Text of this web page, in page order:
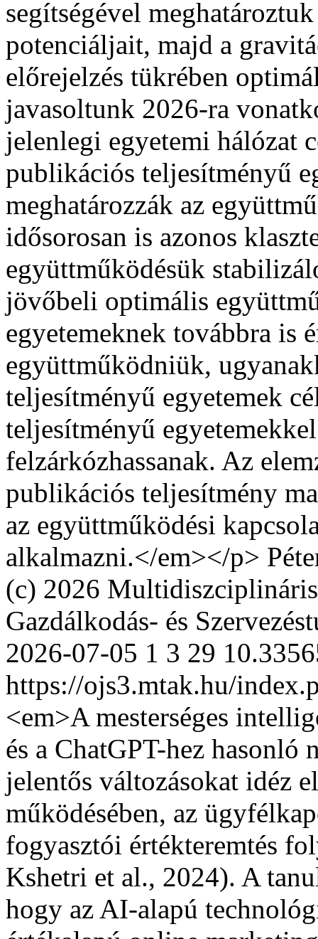
segítségével
potenciáljait, majd a
előrejelzés tükrében
javasoltunk 2026-ra
jelenlegi egyetemi hálózat
publikációs teljesítményű
meghatározzák az
idősorosan is azonos
együttműködésük
jövőbeli optimális
egyetemeknek továbbra is
együttműködniük,
teljesítményű egyetemek
teljesítményű
felzárkózhassanak. Az
publikációs teljesítmény
az együttműködési
alkalmazni.</em></p>
(c) 2026
Gazdálkodás- és
2026-07-05 1 3 29
https://ojs3.mtak.hu/
<em>A mesterséges
és a ChatGPT-hez
jelentős változásokat idéz
működésében, az
fogyasztói értékteremtés
Kshetri et al., 2024). A
hogy az AI-alapú